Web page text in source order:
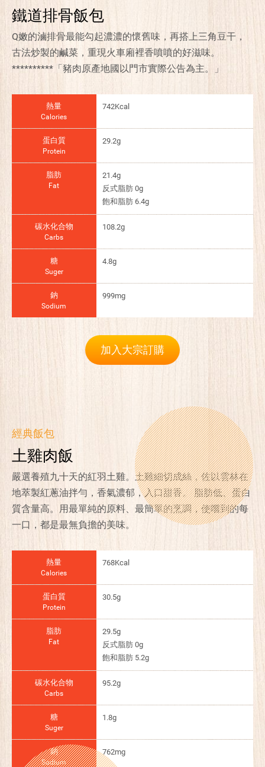
鐵道排骨飯包
Q嫩的滷排骨最能勾起濃濃的懷舊味，再搭上三角豆干，
古法炒製的鹹菜，重現火車廂裡香噴噴的好滋味。
**********「豬肉原產地國以門市實際公告為主。」
熱量
Calories
742Kcal
蛋白質
Protein
29.2g
脂肪
Fat
21.4g
反式脂肪 0g
飽和脂肪 6.4g
碳水化合物
Carbs
108.2g
糖
Suger
4.8g
鈉
Sodium
999mg
加入大宗訂購
經典飯包
土雞肉飯
嚴選養殖九十天的紅羽土雞。土雞細切成絲，佐以雲林在
地萃製紅蔥油拌勻，香氣濃郁，入口甜香。 脂肪低、蛋白
質含量高。用最單純的原料、最簡單的烹調，使嚐到的每
一口，都是最無負擔的美味。
熱量
Calories
768Kcal
蛋白質
Protein
30.5g
脂肪
Fat
29.5g
反式脂肪 0g
飽和脂肪 5.2g
碳水化合物
Carbs
95.2g
糖
Suger
1.8g
鈉
Sodium
762mg